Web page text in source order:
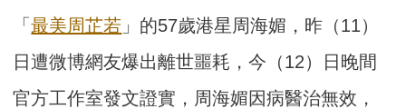
「最美周芷若 」的57歲港星周海媚，昨（11）
日遭微博網友爆出離世噩耗，今（12）日晚間
官方工作室發文證實，周海媚因病醫治無效，